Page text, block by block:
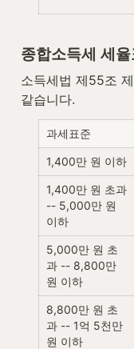
종합소득세 세
소득세법 제55조
같습니다.
과세표준
1,400만 원 이하
1,400만 원 초과
-- 5,000만 원
이하
5,000만 원 초
과 -- 8,800만
원 이하
8,800만 원 초
과 -- 1억 5천만
원 이하